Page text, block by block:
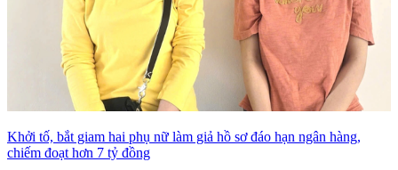
Khởi tố, bắt giam hai phụ nữ làm giả hồ sơ đáo hạn ngân hàng,
chiếm đoạt hơn 7 tỷ đồng